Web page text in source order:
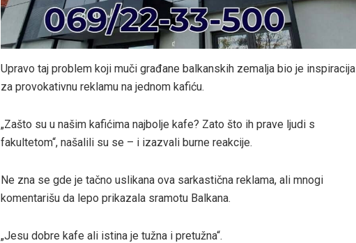
Upravo taj problem koji muči građane balkanskih zemalja bio je inspiracija
za provokativnu reklamu na jednom kafiću.
„Zašto su u našim kafićima najbolje kafe? Zato što ih prave ljudi s
fakultetom“, našalili su se – i izazvali burne reakcije.
Ne zna se gde je tačno uslikana ova sarkastična reklama, ali mnogi
komentarišu da lepo prikazala sramotu Balkana.
„Jesu dobre kafe ali istina je tužna i pretužna“.